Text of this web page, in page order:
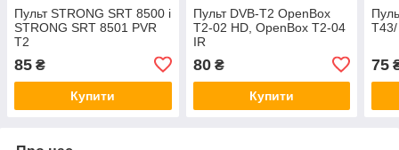
Пульт STRONG SRT 8500 і
STRONG SRT 8501 PVR
T2
85 ₴
Купити
Пульт DVB-T2 OpenBox
T2-02 HD, OpenBox T2-04
IR
80₴
Купити
75